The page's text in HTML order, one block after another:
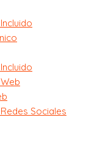
Sociales